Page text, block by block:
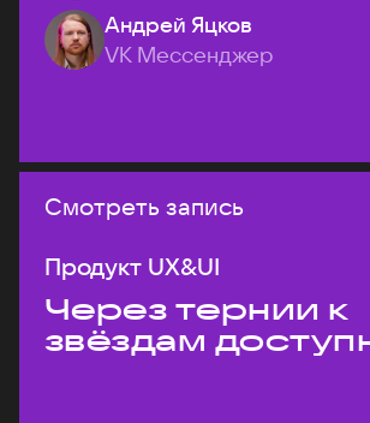
Андрей Яцков
VK Мессенджер
Смотреть запись
Продукт UX&UI
Через тернии к
звёздам